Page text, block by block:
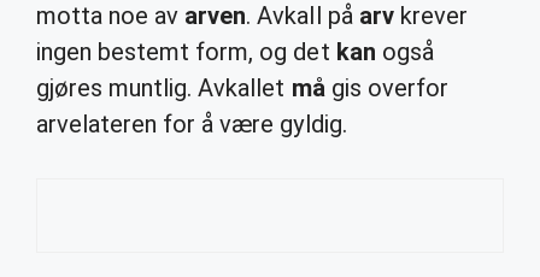
motta noe av arven. Avkall på arvkrever
ingen bestemt form, og det kan også
gjøres muntlig. Avkallet mågis overfor
arvelateren for å være gyldig.